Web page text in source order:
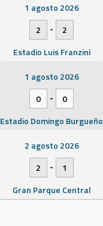
1 agosto 2026
2
-
2
Estadio Luis Franzini
1 agosto 2026
0
-
0
Estadio Domingo Burgueño
2 agosto 2026
2
-
1
Gran Parque Central